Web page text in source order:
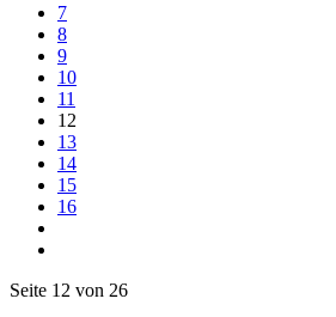
7
8
9
10
11
12
13
14
15
16
Seite 12 von 26